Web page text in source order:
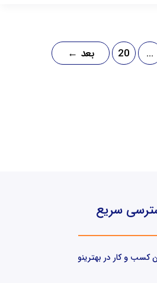
…
20 بعد ←
سریع
کسب و کار در بهترینو